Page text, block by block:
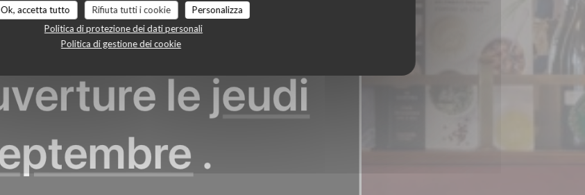
Ok, accetta tutto Rifiuta tutti i cookie
Personalizza
Politica di protezione dei dati personali
Politica di gestione dei cookie
PRENOTA